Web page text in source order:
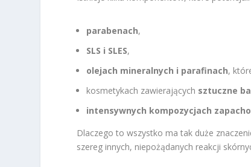
parabenach,
SLS i SLES,
olejach mineralnych i parafinach,
kosmetykach zawierających sztuczne
intensywnych kompozycjach
Dlaczego to wszystko ma tak duże
szereg innych, niepożądanych reakcji